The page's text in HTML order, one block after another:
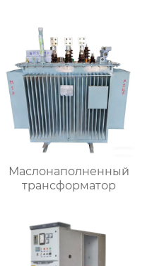
Маслонаполненный
трансформатор